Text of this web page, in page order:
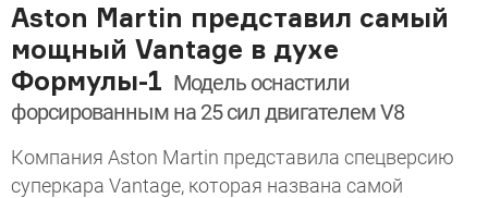
Aston Martin представил самый
мощный Vantage в духе
Формулы-1 Модель оснастили
форсированным на 25 сил двигателем V8
Компания Aston Martin представила спецверсию
суперкара Vantage, которая названа самой